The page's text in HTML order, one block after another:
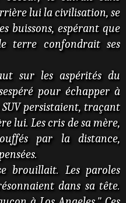
lui la civilisation, se
buissons, espérant que
terre confondrait ses
sur les aspérités du
pour échapper à
persistaient, traçant
lui. Les cris de sa mère,
par la distance,
brouillait. Les paroles
dans sa tête.